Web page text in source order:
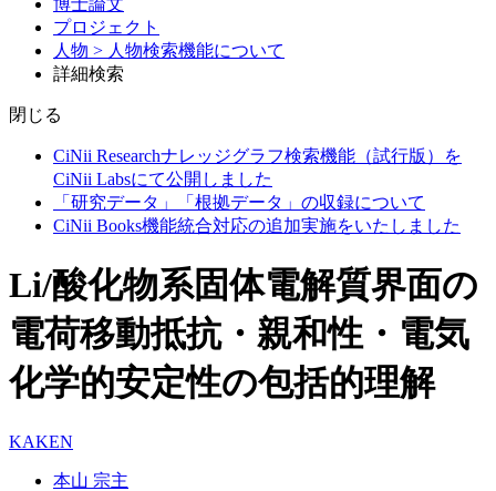
博士論文
プロジェクト
人物 > 人物検索機能について
詳細検索
閉じる
CiNii Researchナレッジグラフ検索機能（試行版）を
CiNii Labsにて公開しました
「研究データ」「根拠データ」の収録について
CiNii Books機能統合対応の追加実施をいたしました
Li/酸化物系固体電解質界面の
電荷移動抵抗・親和性・電気
化学的安定性の包括的理解
KAKEN
本山 宗主